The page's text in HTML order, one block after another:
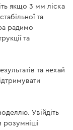
якщо 3 мм ліска
та
радимо
та
та нехай
Увійдіть
розумніші